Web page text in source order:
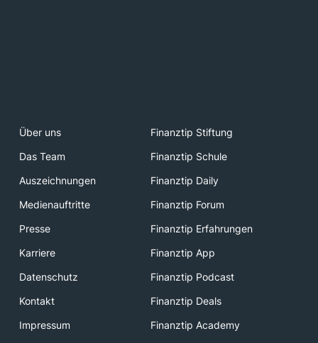
Über uns
Finanztip Stiftung
Das Team
Finanztip Schule
Auszeichnungen
Finanztip Daily
Medienauftritte
Finanztip Forum
Presse
Finanztip Erfahrungen
Karriere
Finanztip App
Datenschutz
Finanztip Podcast
Kontakt
Finanztip Deals
Impressum
Finanztip Academy